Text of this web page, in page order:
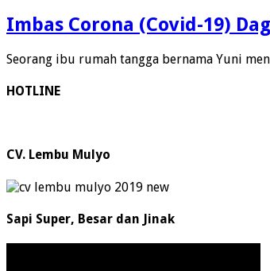
Imbas Corona (Covid-19)
Seorang ibu rumah tangga bernama Yuni
HOTLINE
CV. Lembu Mulyo
Sapi Super, Besar dan Jinak